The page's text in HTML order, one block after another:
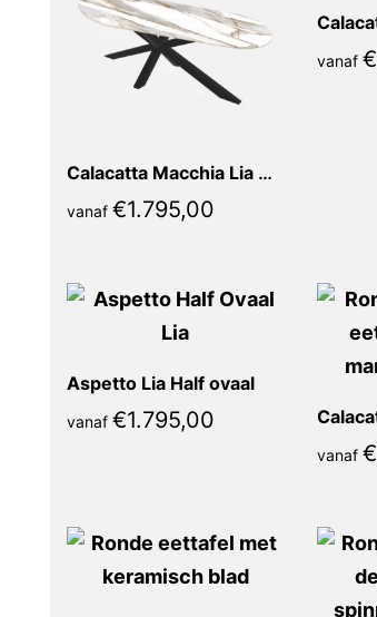
Calacatta Macchia Lia Half ovaal
vanaf €1.795,00
vanaf €
Aspetto Lia Half ovaal
vanaf €1.795,00
vanaf €